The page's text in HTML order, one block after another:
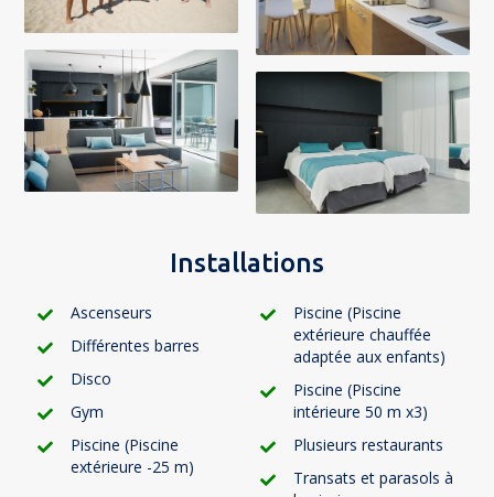
Installations
Ascenseurs
Différentes barres
Disco
Gym
Piscine (Piscine
extérieure -25 m)
Piscine (Piscine
extérieure chauffée
adaptée aux enfants)
Piscine (Piscine
intérieure 50 m x3)
Plusieurs restaurants
Transats et parasols à